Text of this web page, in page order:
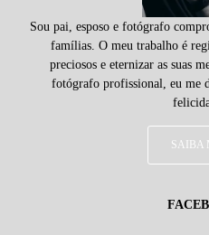
Sou pai, esposo e fotógrafo
famílias. O meu trabalho é
preciosos e eternizar as suas
fotógrafo profissional, eu me
SAIBA